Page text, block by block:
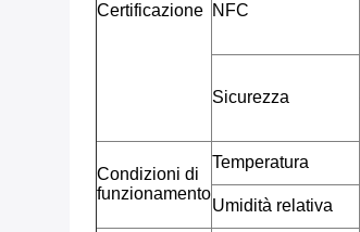
Certificazione NFC
Sicurezza
Condizioni di
funzionamento
Temperatura
Umidità relativa